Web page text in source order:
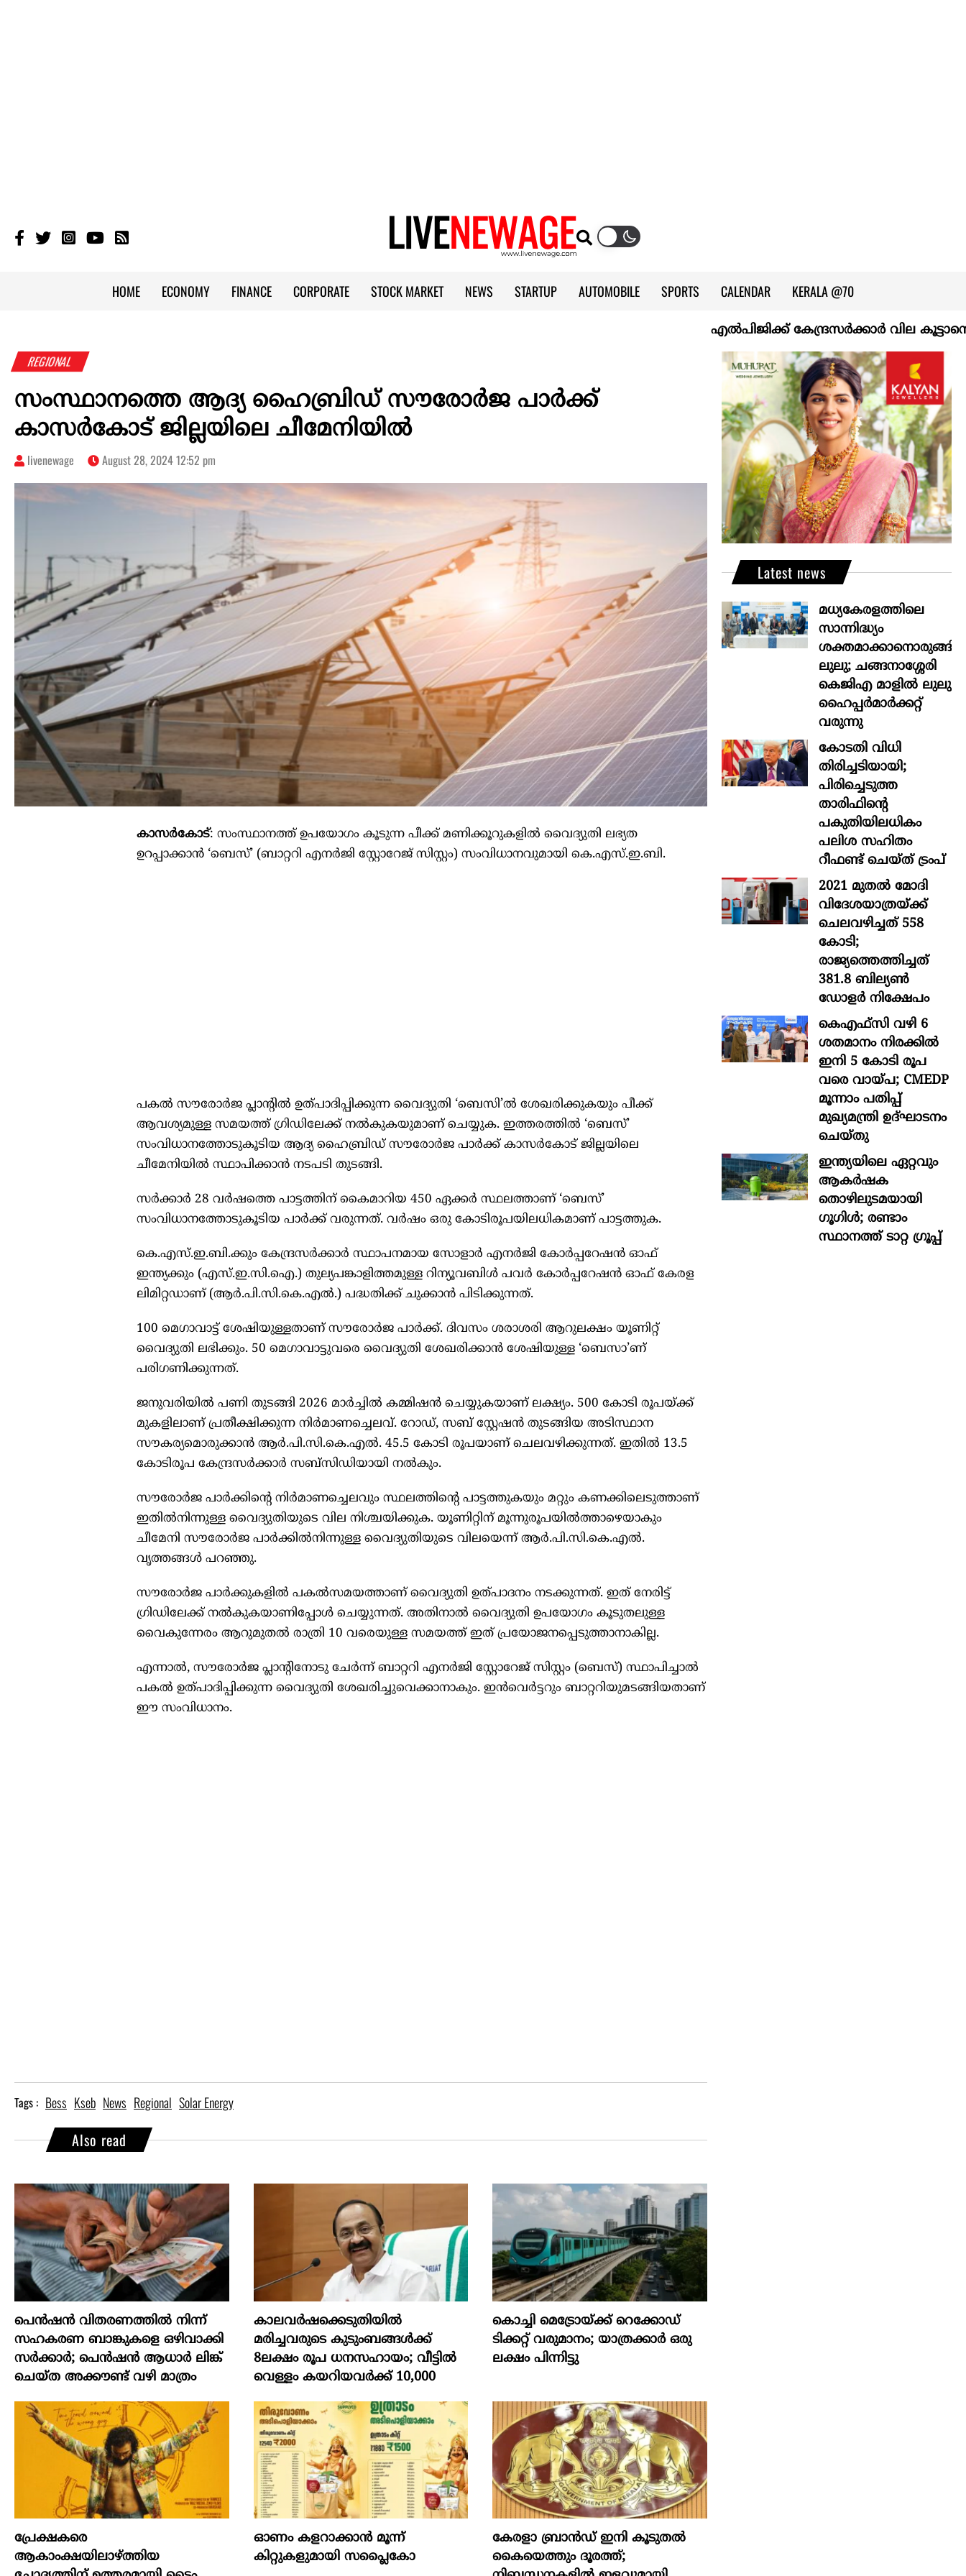
HOME ECONOMY FINANCE CORPORATE STOCK MARKET NEWS STARTUP AUTOMOBILE SPORTS CALENDAR KERALA @70
എല്‍പിജിക്ക് കേന്ദ്രസർക്കാർ വില
REGIONAL
സംസ്ഥാനത്തെ ആദ്യ ഹൈബ്രിഡ് സൗരോർജ പാർക്ക്
കാസർകോട് ജില്ലയിലെ ചീമേനിയിൽ
livenewage August 28, 2024 12:52 pm
കാസർകോട്: സംസ്ഥാനത്ത് ഉപയോഗം കൂടുന്ന പീക്ക് മണിക്കൂറുകളിൽ വൈദ്യുതി ലഭ്യത
ഉറപ്പാക്കാൻ ‘ബെസ്’ (ബാറ്ററി എനർജി സ്റ്റോറേജ് സിസ്റ്റം) സംവിധാനവുമായി കെ.എസ്.ഇ.ബി.
പകൽ സൗരോർജ പ്ലാന്റിൽ ഉത്പാദിപ്പിക്കുന്ന വൈദ്യുതി ‘ബെസി’ൽ ശേഖരിക്കുകയും പീക്ക്
ആവശ്യമുള്ള സമയത്ത് ഗ്രിഡിലേക്ക് നൽകുകയുമാണ് ചെയ്യുക. ഇത്തരത്തിൽ ‘ബെസ്’
സംവിധാനത്തോടുകൂടിയ ആദ്യ ഹൈബ്രിഡ് സൗരോർജ പാർക്ക് കാസർകോട് ജില്ലയിലെ
ചീമേനിയിൽ സ്ഥാപിക്കാൻ നടപടി തുടങ്ങി.
സർക്കാർ 28 വർഷത്തെ പാട്ടത്തിന് കൈമാറിയ 450 ഏക്കർ സ്ഥലത്താണ് ‘ബെസ്’
സംവിധാനത്തോടുകൂടിയ പാർക്ക് വരുന്നത്. വർഷം ഒരു കോടിരൂപയിലധികമാണ് പാട്ടത്തുക.
കെ.എസ്.ഇ.ബി.ക്കും കേന്ദ്രസർക്കാർ സ്ഥാപനമായ സോളാർ എനർജി കോർപ്പറേഷൻ ഓഫ്
ഇന്ത്യക്കും (എസ്.ഇ.സി.ഐ.) തുല്യപങ്കാളിത്തമുള്ള റിന്യൂവബിൾ പവർ കോർപ്പറേഷൻ ഓഫ് കേരള
ലിമിറ്റഡാണ് (ആർ.പി.സി.കെ.എൽ.) പദ്ധതിക്ക് ചുക്കാൻ പിടിക്കുന്നത്.
100 മെഗാവാട്ട് ശേഷിയുള്ളതാണ് സൗരോർജ പാർക്ക്. ദിവസം ശരാശരി ആറുലക്ഷം യൂണിറ്റ്
വൈദ്യുതി ലഭിക്കും. 50 മെഗാവാട്ടുവരെ വൈദ്യുതി ശേഖരിക്കാൻ ശേഷിയുള്ള ‘ബെസാ’ണ്
പരിഗണിക്കുന്നത്.
ജനുവരിയിൽ പണി തുടങ്ങി 2026 മാർച്ചിൽ കമ്മിഷൻ ചെയ്യുകയാണ് ലക്ഷ്യം. 500 കോടി രൂപയ്ക്ക്
മുകളിലാണ് പ്രതീക്ഷിക്കുന്ന നിർമാണച്ചെലവ്. റോഡ്, സബ് സ്റ്റേഷൻ തുടങ്ങിയ അടിസ്ഥാന
സൗകര്യമൊരുക്കാൻ ആർ.പി.സി.കെ.എൽ. 45.5 കോടി രൂപയാണ് ചെലവഴിക്കുന്നത്. ഇതിൽ 13.5
കോടിരൂപ കേന്ദ്രസർക്കാർ സബ്‌സിഡിയായി നൽകും.
സൗരോർജ പാർക്കിന്റെ നിർമാണച്ചെലവും സ്ഥലത്തിന്റെ പാട്ടത്തുകയും മറ്റും കണക്കിലെടുത്താണ്
ഇതിൽനിന്നുള്ള വൈദ്യുതിയുടെ വില നിശ്ചയിക്കുക. യൂണിറ്റിന് മൂന്നുരൂപയിൽത്താഴെയാകും
ചീമേനി സൗരോർജ പാർക്കിൽനിന്നുള്ള വൈദ്യുതിയുടെ വിലയെന്ന് ആർ.പി.സി.കെ.എൽ.
വൃത്തങ്ങൾ പറഞ്ഞു.
സൗരോർജ പാർക്കുകളിൽ പകൽസമയത്താണ് വൈദ്യുതി ഉത്പാദനം നടക്കുന്നത്. ഇത് നേരിട്ട്
ഗ്രിഡിലേക്ക് നൽകുകയാണിപ്പോൾ ചെയ്യുന്നത്. അതിനാൽ വൈദ്യുതി ഉപയോഗം കൂടുതലുള്ള
വൈകുന്നേരം ആറുമുതൽ രാത്രി 10 വരെയുള്ള സമയത്ത് ഇത് പ്രയോജനപ്പെടുത്താനാകില്ല.
എന്നാൽ, സൗരോർജ പ്ലാന്റിനോടു ചേർന്ന് ബാറ്ററി എനർജി സ്റ്റോറേജ് സിസ്റ്റം (ബെസ്) സ്ഥാപിച്ചാൽ
പകൽ ഉത്പാദിപ്പിക്കുന്ന വൈദ്യുതി ശേഖരിച്ചുവെക്കാനാകും. ഇൻവെർട്ടറും ബാറ്ററിയുമടങ്ങിയതാണ്
ഈ സംവിധാനം.
Tags : Bess Kseb News Regional Solar Energy
Also read
പെൻഷൻ വിതരണത്തിൽ നിന്ന്
സഹകരണ ബാങ്കുകളെ ഒഴിവാക്കി
സർക്കാർ; പെൻഷൻ ആധാർ‌ ലിങ്ക്
ചെയ്ത അക്കൗണ്ട് വഴി മാത്രം
കാലവർഷക്കെടുതിയിൽ
മരിച്ചവരുടെ കുടുംബങ്ങൾക്ക്
8ലക്ഷം രൂപ ധനസഹായം; വീട്ടിൽ
വെള്ളം കയറിയവർക്ക് 10,000
കൊച്ചി മെട്രോയ്ക്ക് റെക്കോഡ്
ടിക്കറ്റ് വരുമാനം; യാത്രക്കാർ ഒരു
ലക്ഷം പിന്നിട്ടു
പ്രേക്ഷകരെ
ആകാംക്ഷയിലാഴ്ത്തിയ
ഓണം കളറാക്കാന്‍ മൂന്ന്
കിറ്റുകളുമായി സപ്ലൈകോ
കേരളാ ബ്രാൻഡ് ഇനി കൂടുതൽ
കൈയെത്തും ദൂരത്ത്;
Latest news
മധ്യകേരളത്തിലെ
സാന്നിദ്ധ്യം
ശക്തമാക്കാനൊരുങ്ങി
ലുലു; ചങ്ങനാശ്ശേരി
കെജിഎ മാളിൽ ലുലു
ഹൈപ്പർമാർക്കറ്റ്
വരുന്നു
കോടതി വിധി
തിരിച്ചടിയായി;
പിരിച്ചെടുത്ത
താരിഫിന്‍റെ
പകുതിയിലധികം
പലിശ സഹിതം
റീഫണ്ട് ചെയ്ത് ട്രംപ്
2021 മുതൽ മോദി
വിദേശയാത്രയ്ക്ക്
ചെലവഴിച്ചത് 558
കോടി;
രാജ്യത്തെത്തിച്ചത്
381.8 ബില്യൺ
ഡോളർ നിക്ഷേപം
കെഎഫ്സി വഴി 6
ശതമാനം നിരക്കിൽ
ഇനി 5 കോടി രൂപ
വരെ വായ്പ; CMEDP
മൂന്നാം പതിപ്പ്
മുഖ്യമന്ത്രി ഉദ്ഘാടനം
ചെയ്തു
ഇന്ത്യയിലെ ഏറ്റവും
ആകര്‍ഷക
തൊഴിലുടമയായി
ഗൂഗിള്‍; രണ്ടാം
സ്ഥാനത്ത് ടാറ്റ ഗ്രൂപ്പ്